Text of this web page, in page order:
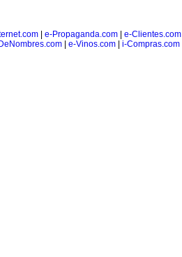
| e-Propaganda.com| e-Clientes.com|
e-Vinos.com i-Compras.com